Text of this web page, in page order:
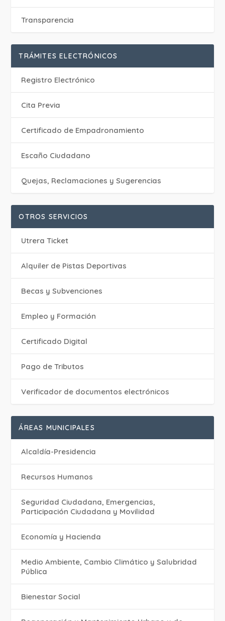
Transparencia
TRÁMITES ELECTRÓNICOS
Registro Electrónico
Cita Previa
Certificado de Empadronamiento
Escaño Ciudadano
Quejas, Reclamaciones y Sugerencias
OTROS SERVICIOS
Utrera Ticket
Alquiler de Pistas Deportivas
Becas y Subvenciones
Empleo y Formación
Certificado Digital
Pago de Tributos
Verificador de documentos electrónicos
ÁREAS MUNICIPALES
Alcaldía-Presidencia
Recursos Humanos
Seguridad Ciudadana, Emergencias,
Participación Ciudadana y Movilidad
Economía y Hacienda
Medio Ambiente, Cambio Climático y Salubridad
Pública
Bienestar Social